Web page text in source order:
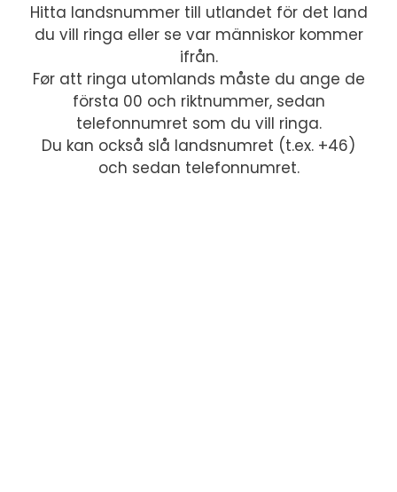
Hitta landsnummer till utlandet för det land
du vill ringa eller se var människor kommer
ifrån.
Før att ringa utomlands måste du ange de
första 00 och riktnummer, sedan
telefonnumret som du vill ringa.
Du kan också slå landsnumret (t.ex. +46)
och sedan telefonnumret.